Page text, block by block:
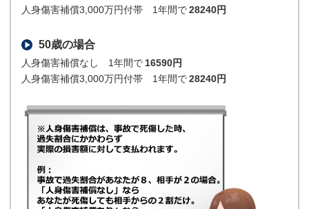
人身傷害補償3,000万円付帯 1年間で28240円
50歳の場合
人身傷害補償なし 1年間で 16590円
人身傷害補償3,000万円付帯 1年間で28240円